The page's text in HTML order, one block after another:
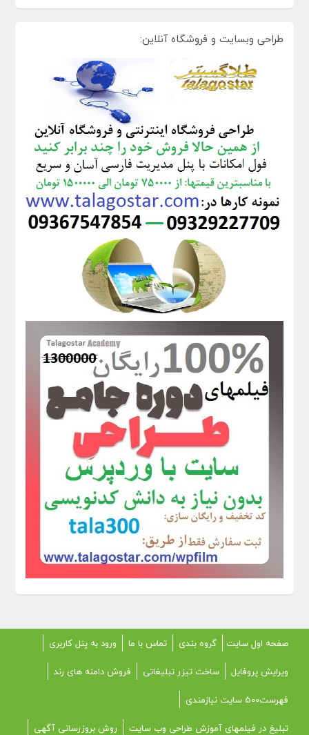
طراحی وبسایت و فروشگاه آنلاین:
صفحه اول سایت گروه بندی تماس با ما
ورود به پنل کاربری
ویرایش پروفایل
ساخت تیزر تبلیغاتی
فروش دامنه های رند
فهرست500 سایت نیازمندی
تبلیغ در فیلمهای آموزش طراحی وب سایت
روش بروزرسانی آگهی